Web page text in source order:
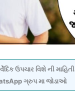
ઉપચાર વિશે ની માહિતી
ગ્રુપ મા જોડાઓ